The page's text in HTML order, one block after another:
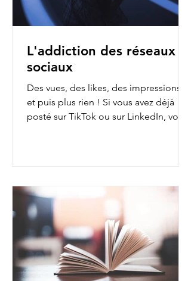
L'addiction des réseaux
sociaux
Des vues, des likes, des impressions…
et puis plus rien ! Si vous avez déjà
posté sur TikTok ou sur LinkedIn, vous